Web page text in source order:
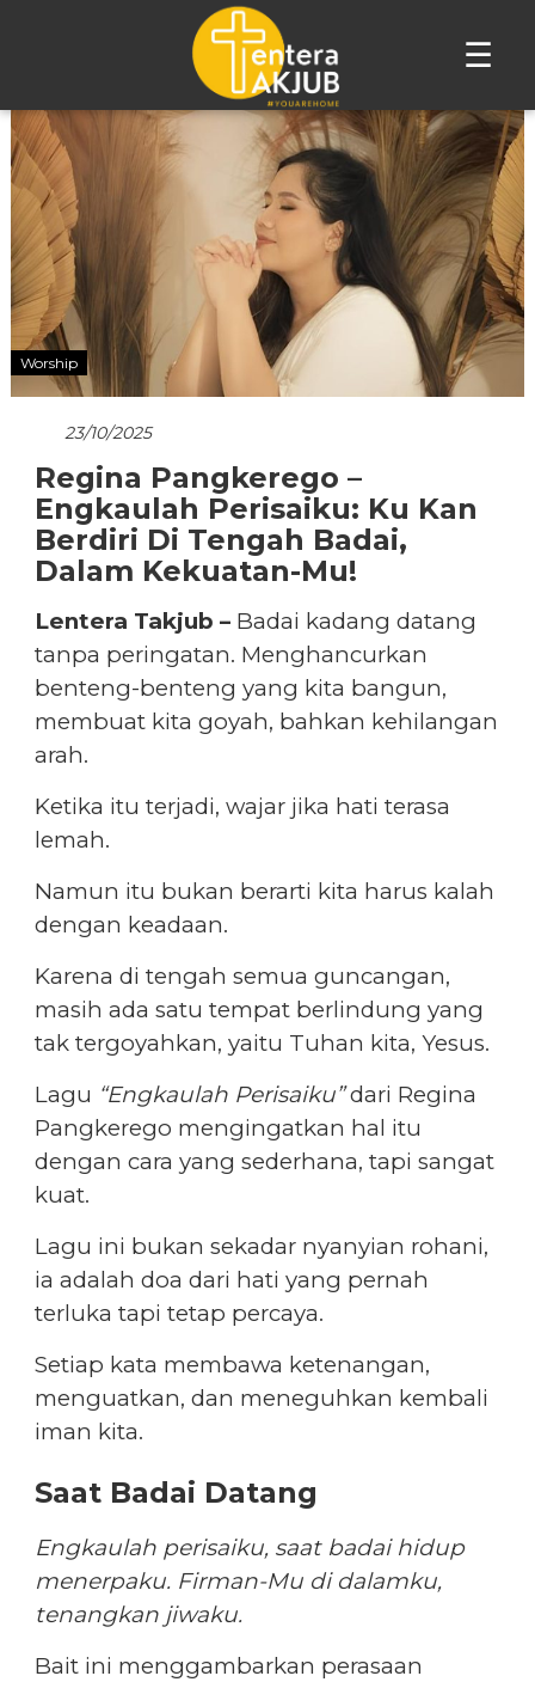
☰
Lompat
ke
konten
Worship
23/10/2025
Regina Pangkerego –
Engkaulah Perisaiku: Ku Kan
Berdiri Di Tengah Badai,
Dalam Kekuatan-Mu!
Lentera Takjub – Badai kadang datang
tanpa peringatan. Menghancurkan
benteng-benteng yang kita bangun,
membuat kita goyah, bahkan kehilangan
arah.
Ketika itu terjadi, wajar jika hati terasa
lemah.
Namun itu bukan berarti kita harus kalah
dengan keadaan.
Karena di tengah semua guncangan,
masih ada satu tempat berlindung yang
tak tergoyahkan, yaitu Tuhan kita, Yesus.
Lagu “Engkaulah Perisaiku”dari Regina
Pangkerego mengingatkan hal itu
dengan cara yang sederhana, tapi sangat
kuat.
Lagu ini bukan sekadar nyanyian rohani,
ia adalah doa dari hati yang pernah
terluka tapi tetap percaya.
Setiap kata membawa ketenangan,
menguatkan, dan meneguhkan kembali
iman kita.
Saat Badai Datang
Engkaulah perisaiku, saat badai hidup
menerpaku. Firman-Mu di dalamku,
tenangkan jiwaku.
Bait ini menggambarkan perasaan